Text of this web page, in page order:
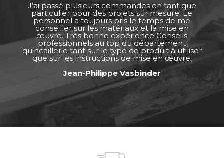
J’ai passé plusieurs commandes en tant que
particulier pour des projets sur mesure. Le
personnel a toujours pris le temps de me
conseiller sur les matériaux et la mise en
œuvre. Très bonne expérience Conseils
professionnels au top du département
quincaillerie tant sur le type de produit à utiliser
que sur les instructions de mise en œuvre.
Jean-Philippe Vasbinder